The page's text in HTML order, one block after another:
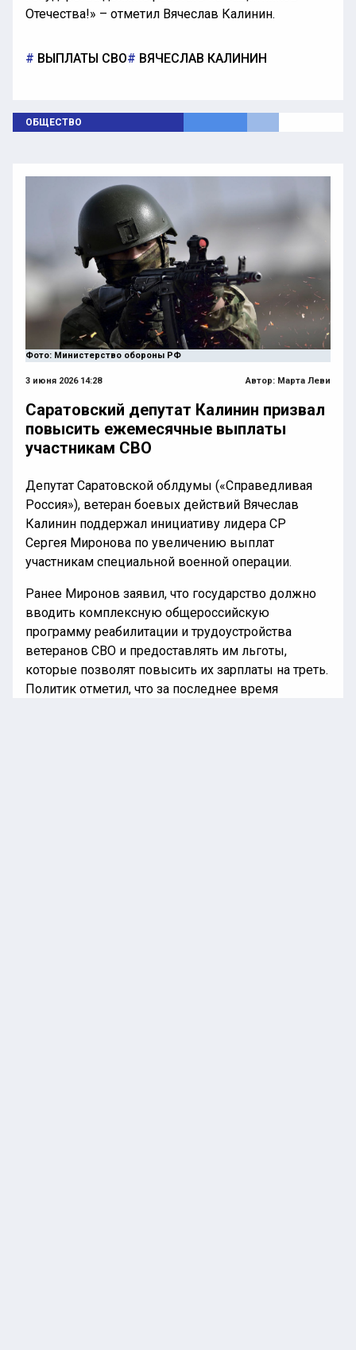
Отечества!» – отметил Вячеслав Калинин.
ВЫПЛАТЫ СВО ВЯЧЕСЛАВ КАЛИНИН
ОБЩЕСТВО
Фото: Министерство обороны РФ
3 июня 2026 14:28 Автор: Марта Леви
Саратовский депутат Калинин призвал
повысить ежемесячные выплаты
участникам СВО
Депутат Саратовской облдумы («Справедливая
Россия»), ветеран боевых действий Вячеслав
Калинин поддержал инициативу лидера СР
Сергея Миронова по увеличению выплат
участникам специальной военной операции.
Ранее Миронов заявил, что государство должно
вводить комплексную общероссийскую
программу реабилитации и трудоустройства
ветеранов СВО и предоставлять им льготы,
которые позволят повысить их зарплаты на треть.
Политик отметил, что за последнее время